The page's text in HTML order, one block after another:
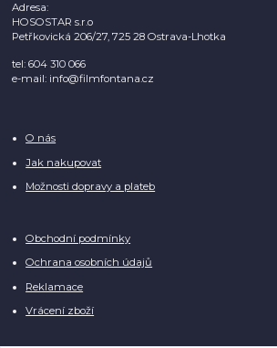
Adresa:
HOSOSTAR s.r.o
Petřkovická 206/27, 725 28 Ostrava-Lhotka
tel: 604 310 066
e-mail: info@filmfontana.cz
O nás
Jak nakupovat
Možnosti dopravy a plateb
Obchodní podmínky
Ochrana osobních údajů
Reklamace
Vrácení zboží